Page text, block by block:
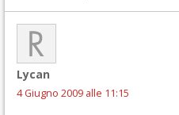
Lycan
4 Giugno 2009 alle 11:15